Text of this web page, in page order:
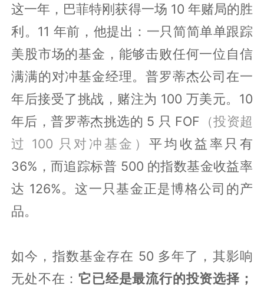
这一年，巴菲特刚获得一场 10 年赌局的胜
利。11 年前，他提出：一只简简单单跟踪
美股市场的基金，能够击败任何一位自信
满满的对冲基金经理。普罗蒂杰公司在一
年后接受了挑战，赌注为 100 万美元。10
年后，普罗蒂杰挑选的 5 只 FOF （投资超
过 100 只对冲基金）平均收益率只有
36%，而追踪标普 500 的指数基金收益率
达 126%。这一只基金正是博格公司的产
品。
如今，指数基金存在 50 多年了，其影响
无处不在： 它已经是最流行的投资选择；